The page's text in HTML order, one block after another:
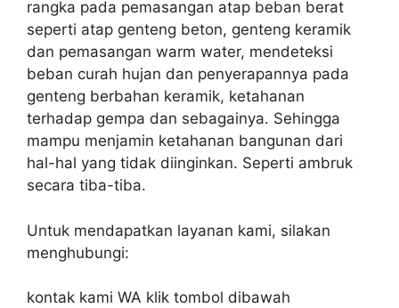
rangka pada pemasangan atap beban berat
seperti atap genteng beton, genteng keramik
dan pemasangan warm water, mendeteksi
beban curah hujan dan penyerapannya pada
genteng berbahan keramik, ketahanan
terhadap gempa dan sebagainya. Sehingga
mampu menjamin ketahanan bangunan dari
hal-hal yang tidak diinginkan. Seperti ambruk
secara tiba-tiba.
Untuk mendapatkan layanan kami, silakan
menghubungi:
kontak kami WA klik tombol dibawah